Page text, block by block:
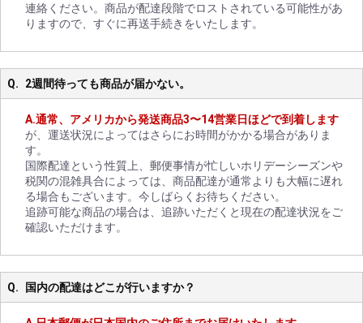
連絡ください。商品が配達段階でロストされている可能性があ
りますので、すぐに再送手続きをいたします。
2週間待っても商品が届かない。
通常、アメリカから発送商品3〜14営業日ほどで到着します
が、運送状況によってはさらにお時間がかかる場合がありま
す。
国際配達という性質上、郵便事情が忙しいホリデーシーズンや
税関の混雑具合によっては、商品配達が通常よりも大幅に遅れ
る場合もございます。今しばらくお待ちください。
追跡可能な商品の場合は、追跡いただくと現在の配達状況をご
確認いただけます。
国内の配達はどこが行いますか？